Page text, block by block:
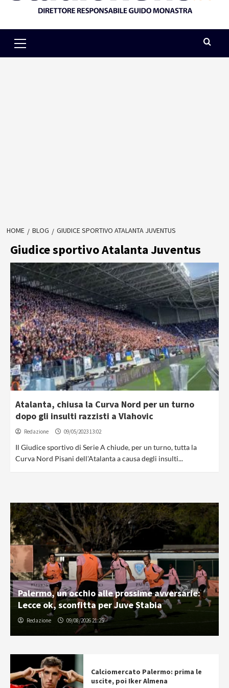
Menu
HOME BLOG GIUDICE SPORTIVO ATALANTA JUVENTUS
Giudice sportivo Atalanta Juventus
Atalanta, chiusa la Curva Nord per un turno
dopo gli insulti razzisti a Vlahovic
Redazione 09/05/2023 13:02
Il Giudice sportivo di Serie A chiude, per un turno, tutta la
Curva Nord Pisani dell'Atalanta a causa degli insulti...
Palermo, un occhio alle prossime avversarie:
Lecce ok, sconfitta per Juve Stabia
Redazione 09/08/2026 21:25
Calciomercato Palermo: prima le
uscite, poi Iker Almena